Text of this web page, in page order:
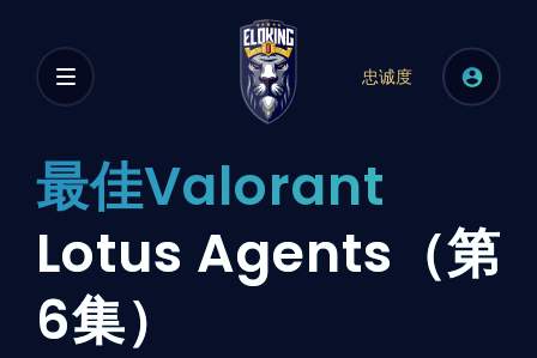
忠诚度
最佳Valorant
Lotus Agents（第
6集）